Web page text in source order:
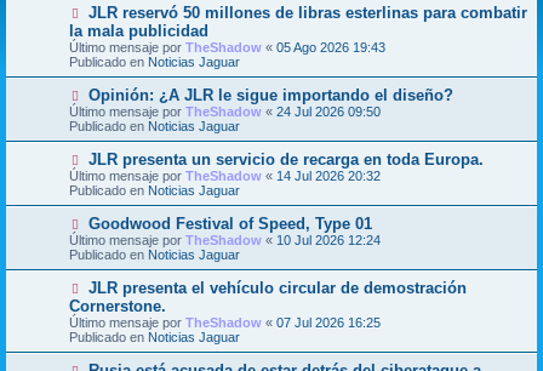
N
e
v
o
m
e
n
s
a
e
JLR reservó 50 millones de libras esterlinas para combatir
la mala publicidad
Último mensaje por TheShadow « 05 Ago 2026 19:43
Publicado en Noticias Jaguar
N
u
e
v
m
e
n
s
a
j
e
Opinión: ¿A JLR le sigue importando el diseño?
Último mensaje por TheShadow « 24 Jul 2026 09:50
Publicado en Noticias Jaguar
N
u
e
v
m
e
n
s
a
j
e
JLR presenta un servicio de recarga en toda Europa.
Último mensaje por TheShadow « 14 Jul 2026 20:32
Publicado en Noticias Jaguar
N
u
e
v
m
e
n
s
a
Goodwood Festival of Speed, Type 01
Último mensaje por TheShadow « 10 Jul 2026 12:24
Publicado en Noticias Jaguar
N
e
v
o
m
JLR presenta el vehículo circular de demostración
Cornerstone.
Último mensaje por TheShadow « 07 Jul 2026 16:25
Publicado en Noticias Jaguar
N